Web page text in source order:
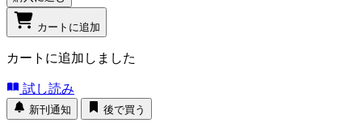
カートに追加
カートに追加しました
試し読み
新刊通知 後で買う